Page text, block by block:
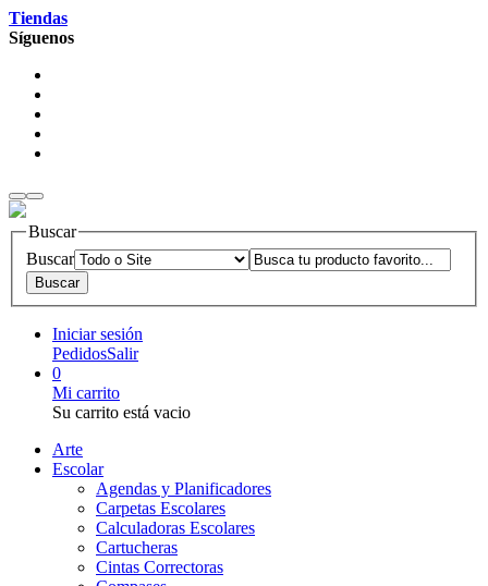
Tiendas
Síguenos
Buscar
Buscar
Iniciar sesión
PedidosSalir
0
Mi carrito
Su carrito está vacio
Arte
Escolar
Agendas y Planificadores
Carpetas Escolares
Calculadoras Escolares
Cartucheras
Cintas Correctoras